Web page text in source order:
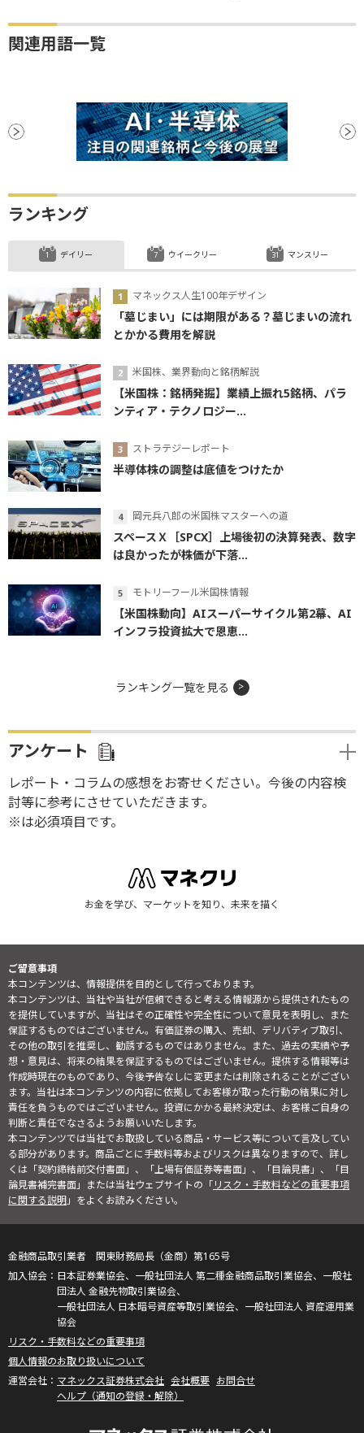
関連用語一覧
ランキング
デイリー
マネックス人生100年デザイン
「墓じまい」には期限がある？墓じまいの流れ
とかかる費用を解説
米国株、業界動向と銘柄解説
【米国株：銘柄発掘】業績上振れ5銘柄、パラ
ンティア・テクノロジー...
ストラテジーレポート
半導体株の調整は底値をつけたか
岡元兵八郎の米国株マスターへの道
スペースＸ［SPCX］上場後初の決算発表、数字
は良かったが株価が下落...
モトリーフール米国株情報
【米国株動向】AIスーパーサイクル第2幕、AI
インフラ投資拡大で恩恵...
ウイークリー マンスリー
ランキング一覧を見る
アンケート
レポート・コラムの感想をお寄せください。今後の内容検
討等に参考にさせていただきます。
※は必須項目です。
お金を学び、マーケットを知り、未来を描く
ご留意事項
本コンテンツは、情報提供を目的として行っております。
本コンテンツは、当社や当社が信頼できると考える情報源から提供されたもの
を提供していますが、当社はその正確性や完全性について意見を表明し、また
保証するものではございません。有価証券の購入、売却、デリバティブ取引、
その他の取引を推奨し、勧誘するものではありません。また、過去の実績や予
想・意見は、将来の結果を保証するものではございません。提供する情報等は
作成時現在のものであり、今後予告なしに変更または削除されることがござい
ます。当社は本コンテンツの内容に依拠してお客様が取った行動の結果に対し
責任を負うものではございません。投資にかかる最終決定は、お客様ご自身の
判断と責任でなさるようお願いいたします。
本コンテンツでは当社でお取扱している商品・サービス等について言及してい
る部分があります。商品ごとに手数料等およびリスクは異なりますので、詳し
くは「契約締結前交付書面」、「上場有価証券等書面」、「目論見書」、「目
論見書補完書面」または当社ウェブサイトの「リスク・手数料などの重要事項
に関する説明」をよくお読みください。
金融商品取引業者 関東財務局長（金商）第165号
日本証券業協会、一般社団法人 第二種金融商品取引業協会、一般社
団法人 金融先物取引業協会、
一般社団法人 日本暗号資産等取引業協会、一般社団法人 資産運用業
協会
リスク・手数料などの重要事項
個人情報のお取り扱いについて
マネックス証券株式会社 会社概要 お問合せ
ヘルプ（通知の登録・解除）